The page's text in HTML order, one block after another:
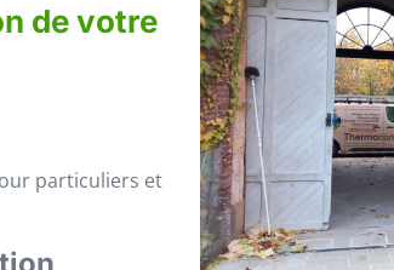
de votre
particuliers et